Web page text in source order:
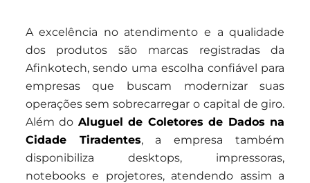
A excelência no atendimento e a qualidade
dos produtos são marcas registradas da
Afinkotech, sendo uma escolha confiável para
empresas que buscam modernizar suas
operações sem sobrecarregar o capital de giro.
Além do Aluguel de Coletores de Dados na
Cidade Tiradentes, a empresa também
disponibiliza desktops, impressoras,
notebooks e projetores, atendendo assim a